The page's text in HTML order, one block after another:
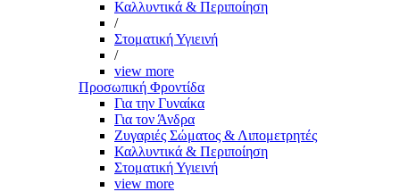
Καλλυντικά & Περιποίηση
/
Στοματική Υγιεινή
/
view more
Προσωπική Φροντίδα
Για την Γυναίκα
Για τον Άνδρα
Ζυγαριές Σώματος & Λιπομετρητές
Καλλυντικά & Περιποίηση
Στοματική Υγιεινή
view more